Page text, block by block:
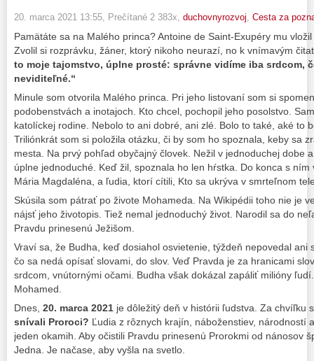
20. marca 2021 13:55 , Prečítané 2 383x, duchovnyrozvoj Cesta za
Pamätáte sa na Malého princa? Antoine de Saint-Exupéry mu
Zvolil si rozprávku, žáner, ktorý nikoho neurazí, no k vnímavým
to moje tajomstvo, úplne prosté: správne vidíme iba srdcom,
neviditeľné.“
Minule som otvorila Malého princa. Pri jeho listovaní som si
podobenstvách a inotajoch. Kto chcel, pochopil jeho posolstvo.
katolíckej rodine. Nebolo to ani dobré, ani zlé. Bolo to také, aké to
Triliónkrát som si položila otázku, či by som ho spoznala, keby sa
mesta. Na prvý pohľad obyčajný človek. Nežil v jednoduchej dobe
úplne jednoduché. Keď žil, spoznala ho len hŕstka. Do konca s
Mária Magdaléna, a ľudia, ktorí cítili, Kto sa ukrýva v smrteľnom
Skúsila som pátrať po živote Mohameda. Na Wikipédii toho nie je
nájsť jeho životopis. Tiež nemal jednoduchý život. Narodil sa do
Pravdu prinesenú Ježišom.
Vraví sa, že Budha, keď dosiahol osvietenie, týždeň nepovedal ani
čo sa nedá opísať slovami, do slov. Veď Pravda je za hranicami
srdcom, vnútornými očami. Budha však dokázal zapáliť milióny
Mohamed.
Dnes, 20. marca 2021 je dôležitý deň v histórii ľudstva. Za chvíľku
snívali Proroci? Ľudia z rôznych krajín, náboženstiev, národností
jeden okamih. Aby očistili Pravdu prinesenú Prorokmi od nánosov
Jedna. Je načase, aby vyšla na svetlo.